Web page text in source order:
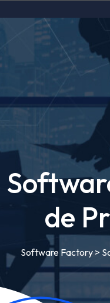
de
Software Factory>